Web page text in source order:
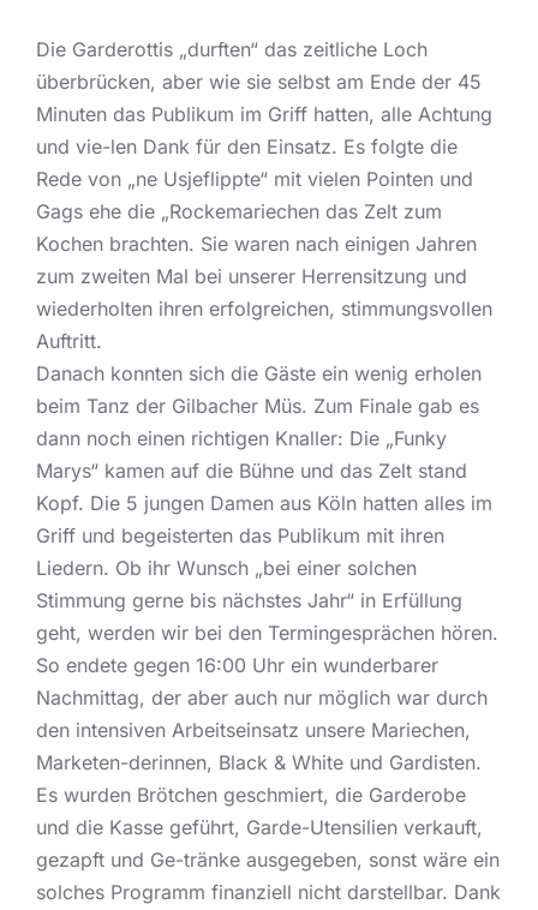
Die Garderottis „durften“ das zeitliche Loch
überbrücken, aber wie sie selbst am Ende der 45
Minuten das Publikum im Griff hatten, alle Achtung
und vie-len Dank für den Einsatz. Es folgte die
Rede von „ne Usjeflippte“ mit vielen Pointen und
Gags ehe die „Rockemariechen das Zelt zum
Kochen brachten. Sie waren nach einigen Jahren
zum zweiten Mal bei unserer Herrensitzung und
wiederholten ihren erfolgreichen, stimmungsvollen
Auftritt.
Danach konnten sich die Gäste ein wenig erholen
beim Tanz der Gilbacher Müs. Zum Finale gab es
dann noch einen richtigen Knaller: Die „Funky
Marys“ kamen auf die Bühne und das Zelt stand
Kopf. Die 5 jungen Damen aus Köln hatten alles im
Griff und begeisterten das Publikum mit ihren
Liedern. Ob ihr Wunsch „bei einer solchen
Stimmung gerne bis nächstes Jahr“ in Erfüllung
geht, werden wir bei den Termingesprächen hören.
So endete gegen 16:00 Uhr ein wunderbarer
Nachmittag, der aber auch nur möglich war durch
den intensiven Arbeitseinsatz unsere Mariechen,
Marketen-derinnen, Black & White und Gardisten.
Es wurden Brötchen geschmiert, die Garderobe
und die Kasse geführt, Garde-Utensilien verkauft,
gezapft und Ge-tränke ausgegeben, sonst wäre ein
solches Programm finanziell nicht darstellbar. Dank